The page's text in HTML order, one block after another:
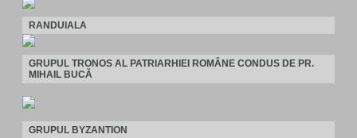
RANDUIALA
GRUPUL TRONOS AL PATRIARHIEI ROMÂNE CONDUS DE PR.
MIHAIL BUCĂ
GRUPUL BYZANTION